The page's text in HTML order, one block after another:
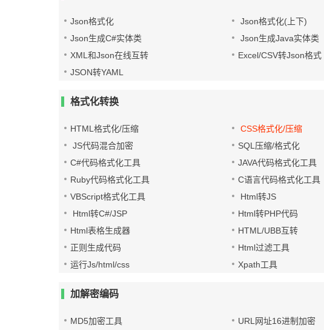
Json格式化 Json格式化(上下)
Json生成C#实体类
Json生成Java实体类
XML和Json在线互转
Excel/CSV转Json格式
JSON转YAML
格式化转换
HTML格式化/压缩 CSS格式化/压缩
JS代码混合加密
SQL压缩/格式化
C#代码格式化工具
JAVA代码格式化工具
Ruby代码格式化工具
C语言代码格式化工具
VBScript格式化工具
Html转JS
Html转C#/JSP
Html转PHP代码
Html表格生成器
HTML/UBB互转
正则生成代码
Html过滤工具
运行Js/html/css
Xpath工具
加解密编码
MD5加密工具 URL网址16进制加密